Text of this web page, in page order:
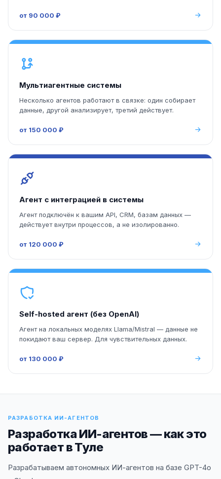
от 90 000 ₽
Мультиагентные системы
Несколько агентов работают в связке: один собирает
данные, другой анализирует, третий действует.
от 150 000 ₽
Агент с интеграцией в системы
Агент подключён к вашим API, CRM, базам данных —
действует внутри процессов, а не изолированно.
от 120 000 ₽
Self-hosted агент (без OpenAI)
Агент на локальных моделях Llama/Mistral — данные не
покидают ваш сервер. Для чувствительных данных.
от 130 000 ₽
РАЗРАБОТКА ИИ-АГЕНТОВ
Разработка ИИ-агентов — как это
работает в Туле
Разрабатываем автономных ИИ-агентов на базе GPT-4o